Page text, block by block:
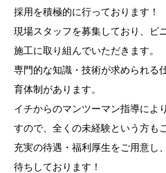
採用を積極的に行っております！
現場スタッフを募集しており、ビ
施工に取り組んでいただきます。
専門的な知識・技術が求められる
育体制があります。
イチからのマンツーマン指導によ
すので、全くの未経験という方も
充実の待遇・福利厚生をご用意し
待ちしております！